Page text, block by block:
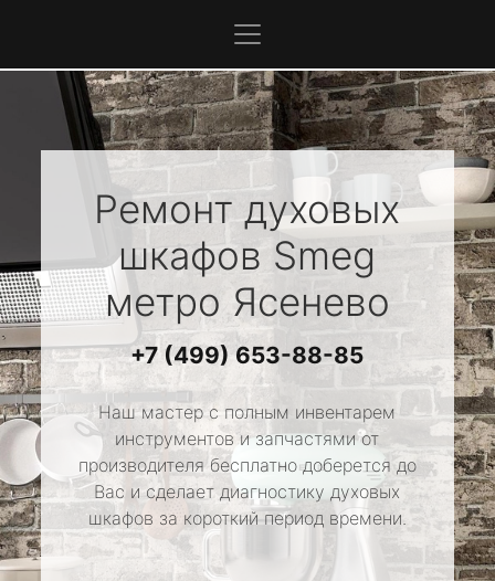
Ремонт духовых
шкафов Smeg
метро Ясенево
+7 (499) 653-88-85
Наш мастер с полным инвентарем
инструментов и запчастями от
производителя бесплатно доберется до
Вас и сделает диагностику духовых
шкафов за короткий период времени.